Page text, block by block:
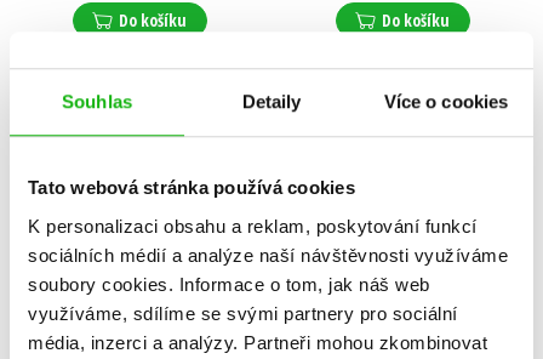
Souhlas Detaily Více o cookies
Tato webová stránka používá cookies
K personalizaci obsahu a reklam, poskytování funkcí
sociálních médií a analýze naší návštěvnosti využíváme
soubory cookies. Informace o tom, jak náš web
využíváme, sdílíme se svými partnery pro sociální
média, inzerci a analýzy. Partneři mohou zkombinovat
Do košíku Do košíku